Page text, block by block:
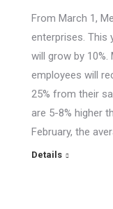
From March 1,
enterprises. This
will grow by
employees will
25% from their
are 5-8% higher
February, the
Details